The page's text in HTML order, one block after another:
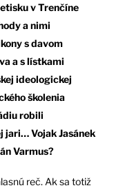
v Trenčíne
a nimi
s davom
a s lístkami
ideologickej
školenia
robili
jari… Vojak Jasánek
Varmus?
reč. Ak sa totiž